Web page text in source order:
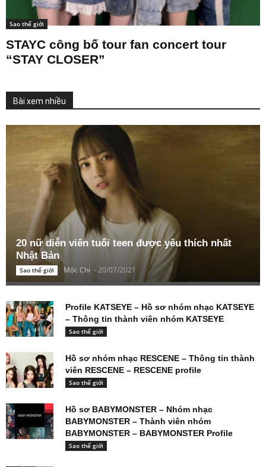
Sao thế giới
STAYC công bố tour fan concert tour
“STAY CLOSER”
Bài xem nhiều
20 nữ diễn viên tuổi teen được yêu thích nhất
Nhật Bản
Sao thế giới Mộc Chi -20/07/2021
Profile KATSEYE – Hồ sơ nhóm nhạc KATSEYE
– Thông tin thành viên nhóm KATSEYE
Sao thế giới
Hồ sơ nhóm nhạc RESCENE – Thông tin thành
viên RESCENE – RESCENE profile
Sao thế giới
Hồ sơ BABYMONSTER – Nhóm nhạc
BABYMONSTER – Thành viên nhóm
BABYMONSTER – BABYMONSTER Profile
Sao thế giới